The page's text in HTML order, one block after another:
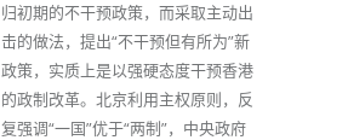
归初期的不干预政策，而采取主动出
击的做法，提出“不干预但有所为”新
政策，实质上是以强硬态度干预香港
的政制改革。北京利用主权原则，反
复强调“一国”优于“两制”，中央政府